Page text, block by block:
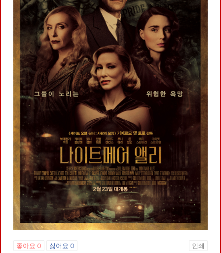
좋아요 0 싫어요 0 인쇄